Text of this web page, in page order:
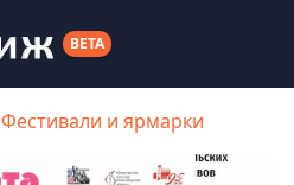
BETA
Фестивали и ярмарки